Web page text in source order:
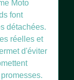
Moto
font
détachées.
réelles et
d'éviter